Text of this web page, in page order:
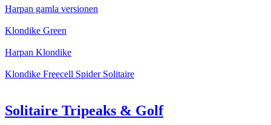
Harpan gamla versionen
Klondike Green
Harpan Klondike
Klondike Freecell Spider Solitaire
Solitaire Tripeaks & Golf